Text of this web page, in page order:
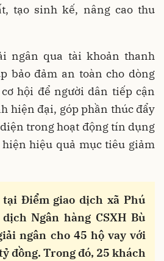
tạo sinh kế, nâng cao thu
ngân qua tài khoản thanh
bảo đảm an toàn cho dòng
hội để người dân tiếp cận
hiện đại, góp phần thúc đẩy
trong hoạt động tín dụng
hiệu quả mục tiêu giảm
tại Điểm giao dịch xã Phú
Ngân hàng CSXH Bù
ngân cho 45 hộ vay với
đồng. Trong đó, 25 khách